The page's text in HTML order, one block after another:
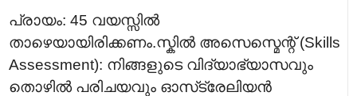
പ്രായം: 45 വയസ്സിൽ
താഴെയായിരിക്കണം.സ്കിൽ അസെസ്മെന്റ് (Skills
Assessment): നിങ്ങളുടെ വിദ്യാഭ്യാസവും
തൊഴിൽ പരിചയവും ഓസ്‌ട്രേലിയൻ